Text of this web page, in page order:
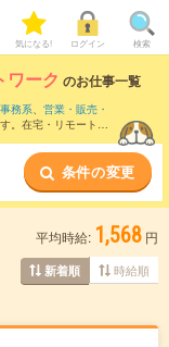
気になる! ログイン 検索
ワーク のお仕事一覧
務系、 営業・販売・
。在宅・リモートワ
条件の変更
平均時給: 1,568 円
新着順 時給順